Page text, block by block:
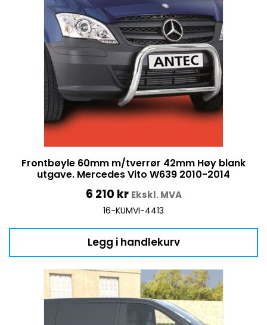
Frontbøyle 60mm m/tverrør 42mm Høy blank
utgave. Mercedes Vito W639 2010-2014
6 210 kr Ekskl. MVA
16-KUMVI-4413
Legg i handlekurv